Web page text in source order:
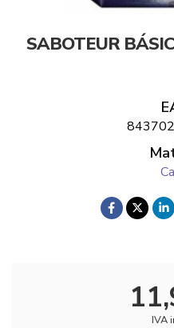
SABOTEUR
IVA